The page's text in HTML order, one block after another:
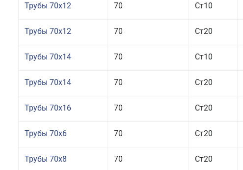
Трубы 70x12 70 Ст10
Трубы 70x12 70 Ст20
Трубы 70x14 70 Ст10
Трубы 70x14 70 Ст20
Трубы 70x16 70 Ст20
Трубы 70x6 70 Ст20
Трубы 70x8 70 Ст20